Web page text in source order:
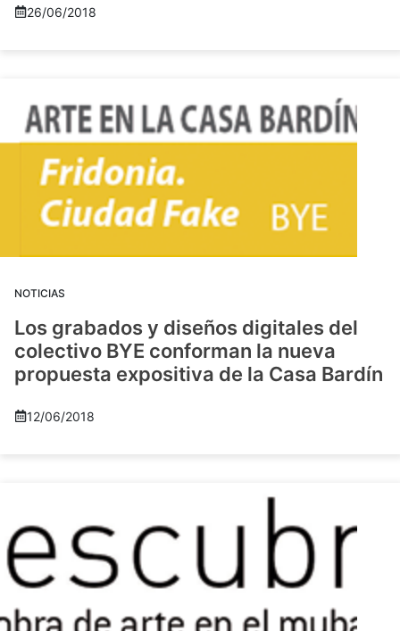
26/06/2018
NOTICIAS
Los grabados y diseños digitales del
colectivo BYE conforman la nueva
propuesta expositiva de la Casa Bardín
12/06/2018